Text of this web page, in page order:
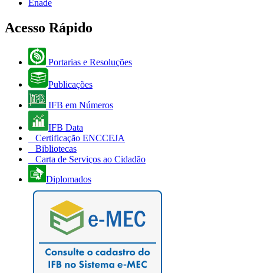
Enade
Acesso Rápido
Portarias e Resoluções
Publicações
IFB em Números
IFB Data
Certificação ENCCEJA
Bibliotecas
Carta de Serviços ao Cidadão
Diplomados